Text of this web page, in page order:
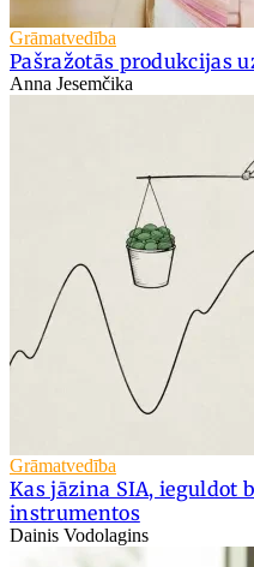
Grāmatvedība
Pašražotās produkcijas
Anna Jesemčika
Grāmatvedība
Kas jāzina SIA, ieguldot
instrumentos
Dainis Vodolagins